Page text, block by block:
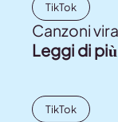
TikTok
Canzoni
Leggi di più
TikTok